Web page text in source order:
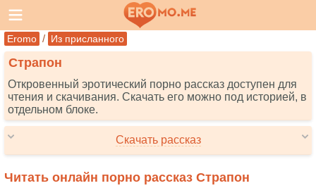
Eromo / Из присланного
Страпон
Откровенный эротический порно рассказ доступен для
чтения и скачивания. Скачать его можно под историей, в
отдельном блоке.
Скачать рассказ
Читать онлайн порно рассказ Страпон